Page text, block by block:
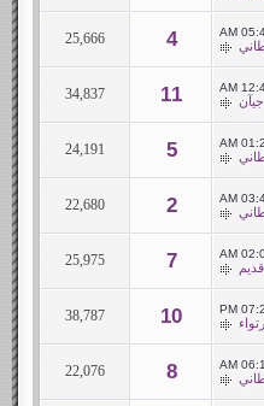
05:47
4
25,666
12:45
جيآن 11
34,837
01:21
5
24,191
03:48
2
22,680
02:03
7
25,975
07:28
10
38,787
06:13
8
22,076